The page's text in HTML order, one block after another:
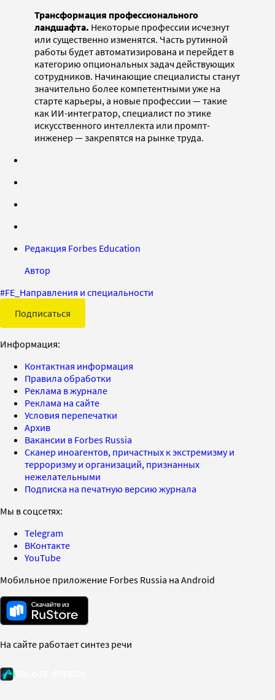
Трансформация профессионального
ландшафта. Некоторые профессии исчезнут
или существенно изменятся. Часть рутинной
работы будет автоматизирована и перейдет в
категорию опциональных задач действующих
сотрудников. Начинающие специалисты станут
значительно более компетентными уже на
старте карьеры, а новые профессии — такие
как ИИ-интегратор, специалист по этике
искусственного интеллекта или промпт-
инженер — закрепятся на рынке труда.
Редакция Forbes Education
Автор
#FE_Направления и специальности
Подписаться
Информация:
Контактная информация
Правила обработки
Реклама в журнале
Реклама на сайте
Условия перепечатки
Архив
Вакансии в Forbes Russia
Сканер иноагентов, причастных к экстремизму и
терроризму и организаций, признанных
нежелательными
Подписка на печатную версию журнала
Мы в соцсетях:
Telegram
ВКонтакте
YouTube
Мобильное приложение Forbes Russia на Android
На сайте работает синтез речи